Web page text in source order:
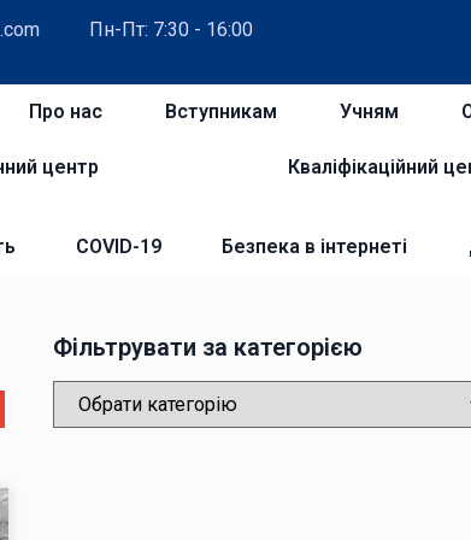
Пн-Пт: 7:30 - 16:00
Про нас Вступникам Учням
центр Кваліфікаційний
COVID-19 Безпека в інтернеті
Фільтрувати за категорією